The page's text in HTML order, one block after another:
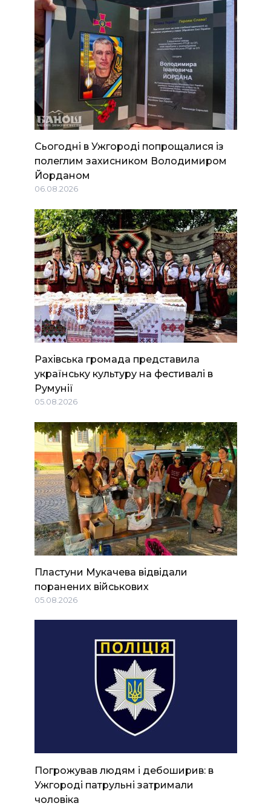
Сьогодні в Ужгороді попрощалися із
полеглим захисником Володимиром
Йорданом
06.08.2026
Рахівська громада представила
українську культуру на фестивалі в
Румунії
05.08.2026
Пластуни Мукачева відвідали
поранених військових
05.08.2026
Погрожував людям і дебоширив: в
Ужгороді патрульні затримали
чоловіка